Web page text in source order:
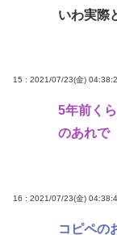
いわ実際
15 : 2021/07/23(金)
5年前く
のあれで
16 : 2021/07/23(金)
コピペの